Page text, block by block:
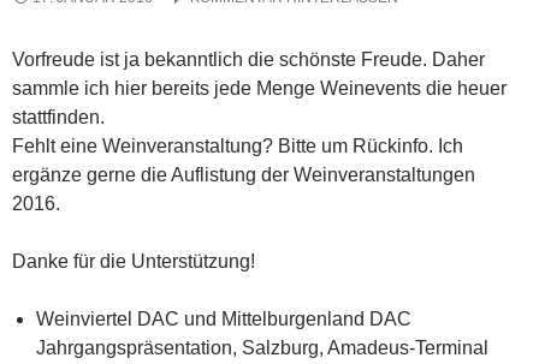
Vorfreude ist ja bekanntlich die schönste Freude. Daher
sammle ich hier bereits jede Menge Weinevents die heuer
stattfinden.
Fehlt eine Weinveranstaltung? Bitte um Rückinfo. Ich
ergänze gerne die Auflistung der Weinveranstaltungen
2016.
Danke für die Unterstützung!
Weinviertel DAC und Mittelburgenland DAC
Jahrgangspräsentation, Salzburg, Amadeus-Terminal